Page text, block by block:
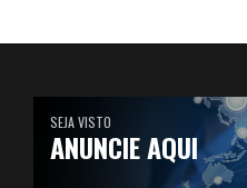
SEJA VISTO
ANUNCIE AQUI